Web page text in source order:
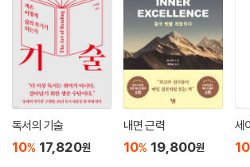
독서의 기술
10% 17,820원
내면 근력
10% 19,800원
세
10